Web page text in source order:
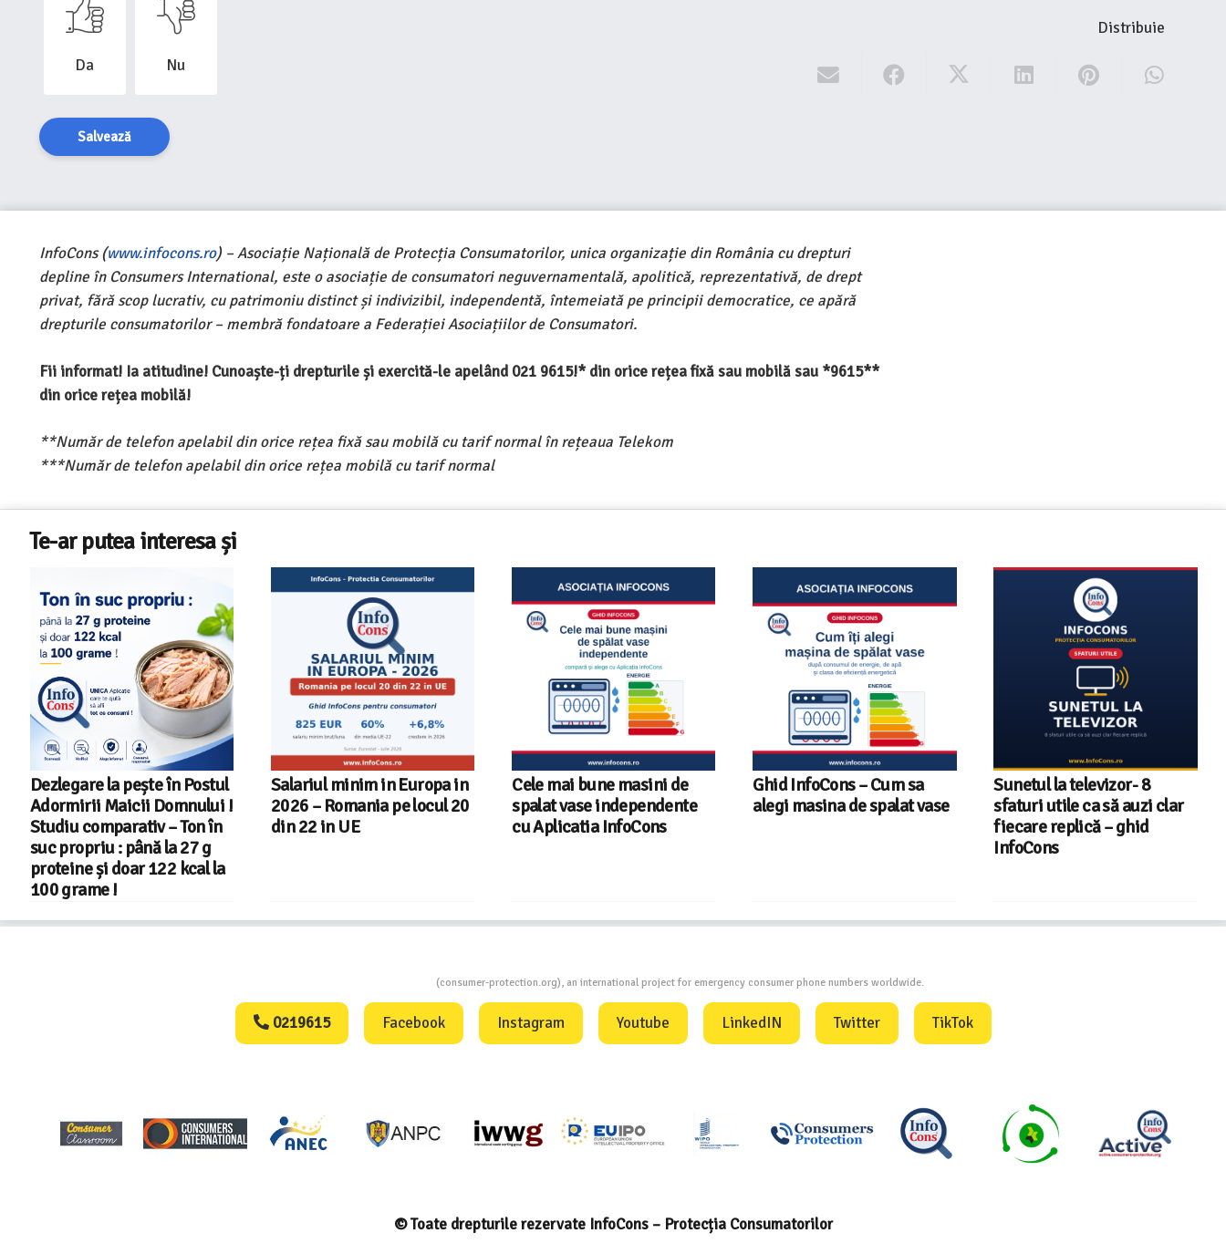
Da Nu
Salvează
Distribuie
InfoCons (www.infocons.ro) – Asociație Națională de Protecția Consumatorilor, unica organizație din România cu drepturi
depline în Consumers International, este o asociație de consumatori neguvernamentală, apolitică, reprezentativă, de drept
privat, fără scop lucrativ, cu patrimoniu distinct și indivizibil, independentă, întemeiată pe principii democratice, ce apără
drepturile consumatorilor – membră fondatoare a Federației Asociațiilor de Consumatori.
Fii informat! Ia atitudine! Cunoaște-ți drepturile și exercită-le apelând 021 9615!* din orice rețea fixă sau mobilă sau *9615**
din orice rețea mobilă!
**Număr de telefon apelabil din orice rețea fixă sau mobilă cu tarif normal în rețeaua Telekom
***Număr de telefon apelabil din orice rețea mobilă cu tarif normal
Te-ar putea interesa și
Salariul minim in Europa in
2026 – Romania pe locul 20
din 22 in UE
Cele mai bune masini de
spalat vase independente
cu Aplicatia InfoCons
Ghid InfoCons – Cum sa
alegi masina de spalat vase
Sunetul la televizor- 8
sfaturi utile ca să auzi clar
Televizoare Toshiba în
România – gama de modele,
tehnologii și date statistice
InfoCons
(consumer-protection.org), an international project for emergency consumer phone numbers worldwide.
0219615 Facebook Instagram Youtube LinkedIN Twitter TikTok
© Toate drepturile rezervate InfoCons – Protecția Consumatorilor